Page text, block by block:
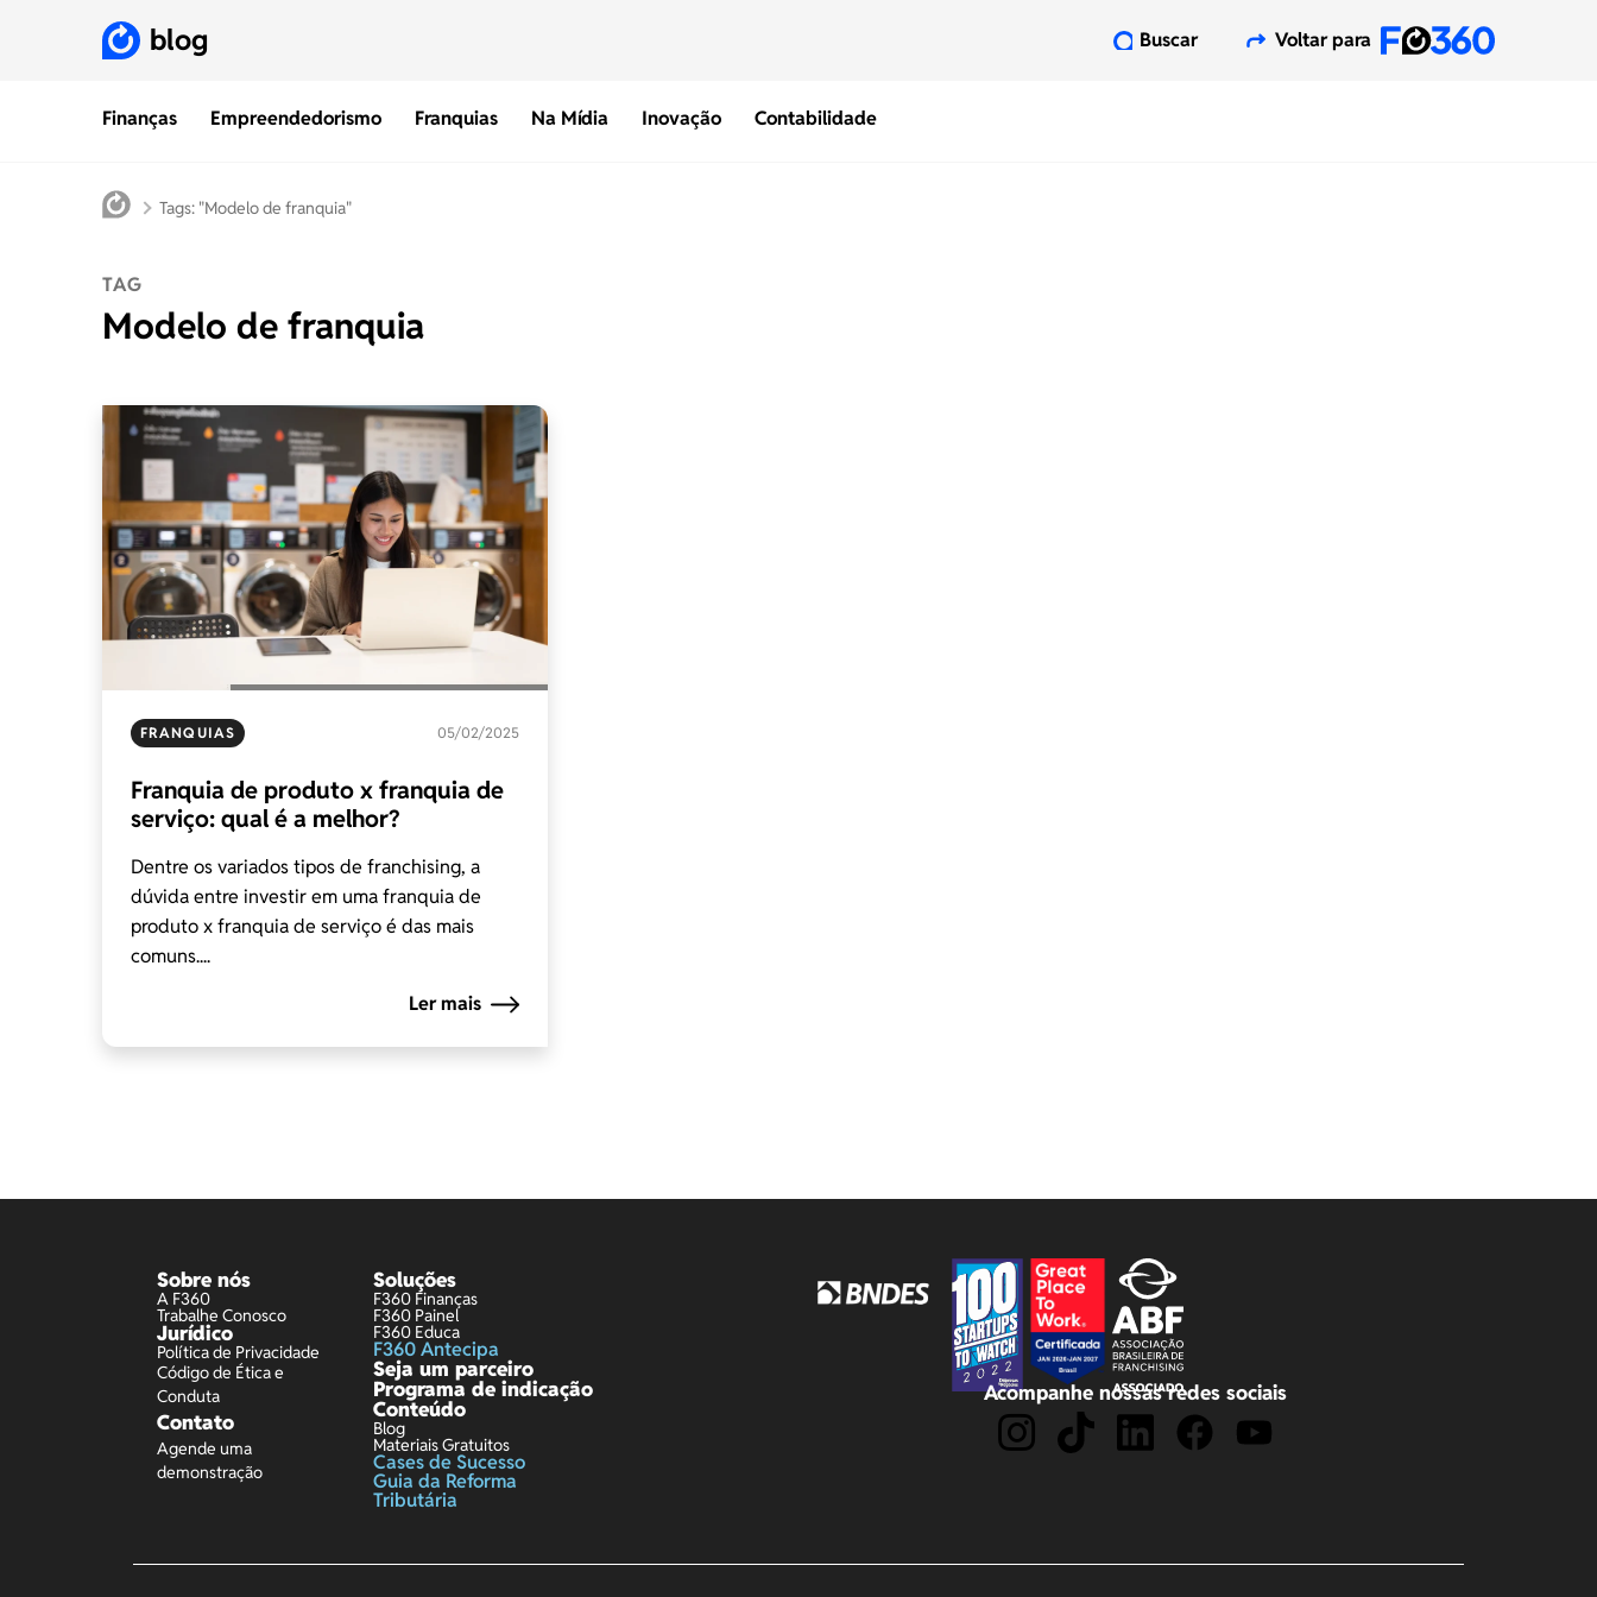
Finanças Empreendedorismo Franquias Na Mídia Inovação Contabilidade
blog Buscar Voltar para
Tags: "Modelo de franquia"
TAG
Modelo de franquia
FRANQUIAS 05/02/2025
Franquia de produto x franquia de
serviço: qual é a melhor?
Dentre os variados tipos de franchising, a
dúvida entre investir em uma franquia de
produto x franquia de serviço é das mais
comuns....
Ler mais
Sobre nós
A F360
Trabalhe Conosco
Jurídico
Política de Privacidade
Código de Ética e
Conduta
Contato
Agende uma
demonstração
Soluções
F360 Finanças
F360 Painel
F360 Educa
F360 Antecipa
Seja um parceiro
Programa de indicação
Conteúdo
Blog
Materiais Gratuitos
Cases de Sucesso
Guia da Reforma
Tributária
Acompanhe nossas redes sociais